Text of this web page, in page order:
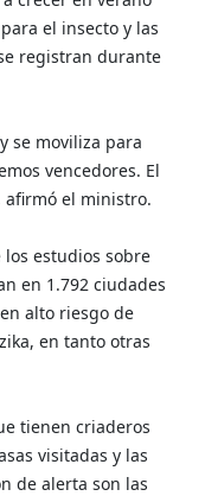
el insecto y las
registran durante
se moviliza para
vencedores. El
afirmó el ministro.
estudios sobre
en 1.792 ciudades
alto riesgo de
en tanto otras
tienen criaderos
visitadas y las
de alerta son las